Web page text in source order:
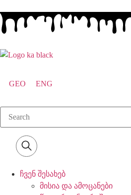
GEO ENG
ჩვენ შესახებ
მისია და ამოცანები